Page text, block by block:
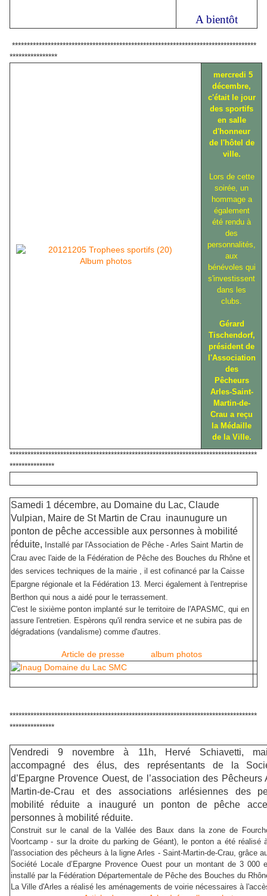
A bientôt
**********************************************************************************
****************
Album photos
mercredi 5
décembre,
c'était le jour
des sportifs
en salle
d'honneur
de l'hôtel de
ville.
Lors de cette
soirée, un
hommage a
également
été rendu à
des
personnalités,
aux
bénévoles qui
s'investissent
dans les
clubs.
Gérard
Tischendorf,
président de
l'Association
des
Pêcheurs
Arles-Saint-
Martin-de-
Crau a reçu
la Médaille
de la Ville.
***********************************************************************************
***************
Samedi 1 décembre, au Domaine du Lac, Claude
Vulpian, Maire de St Martin de Crau inaunugure un
ponton de pêche accessible aux personnes à mobilité
réduite,
Installé par l'Association de Pêche - Arles Saint Martin de
Crau avec l'aide de la Fédération de Pêche des Bouches du Rhône et
des services techniques de la mairie , il est cofinancé par la Caisse
Epargne régionale et la Fédération 13. Merci également à l'entreprise
Berthon qui nous a aidé pour le terrassement.
C'est le sixième ponton implanté sur le territoire de l'APASMC, qui en
assure l'entretien. Espèrons qu'il rendra service et ne subira pas de
dégradations (vandalisme) comme d'autres.
Article de presse album photos
***********************************************************************************
***************
Vendredi 9 novembre à 11h, Hervé Schiavetti,
accompagné des élus, des représentants de la
d’Epargne Provence Ouest, de l’association des Pêcheurs
Martin-de-Crau et des associations arlésiennes des
mobilité réduite a inauguré un ponton de pêche
personnes à mobilité réduite.
Construit sur le canal de la Vallée des Baux dans la zone de
Voortcamp - sur la droite du parking de Géant), le ponton a été réalisé
l'association des pêcheurs à la ligne Arles - Saint-Martin-de-Crau, grâce
Société Locale d’Epargne Provence Ouest pour un montant de 3 000
installé par la Fédération Départementale de Pêche des Bouches du
La Ville d'Arles a réalisé les aménagements de voirie nécessaires à